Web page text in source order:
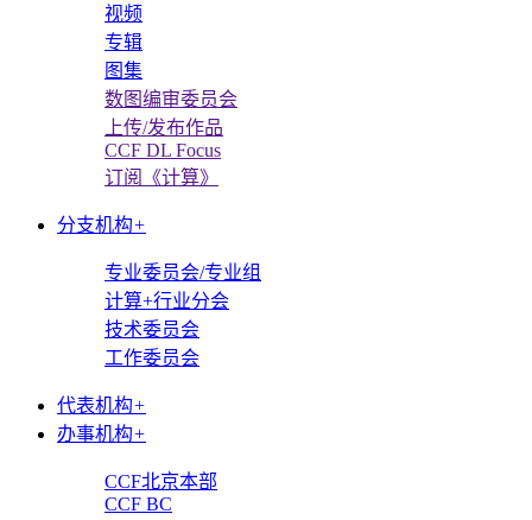
视频
专辑
图集
数图编审委员会
上传/发布作品
CCF DL Focus
订阅《计算》
分支机构+
专业委员会/专业组
计算+行业分会
技术委员会
工作委员会
代表机构+
办事机构+
CCF北京本部
CCF BC